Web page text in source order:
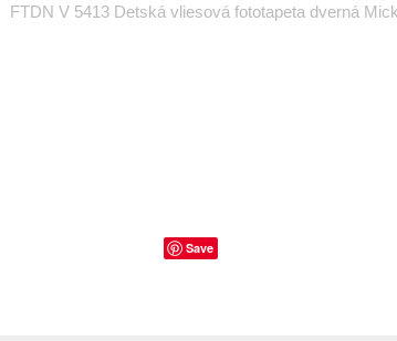
FTDN V 5413 Detská vliesová fototapeta dverná
Save